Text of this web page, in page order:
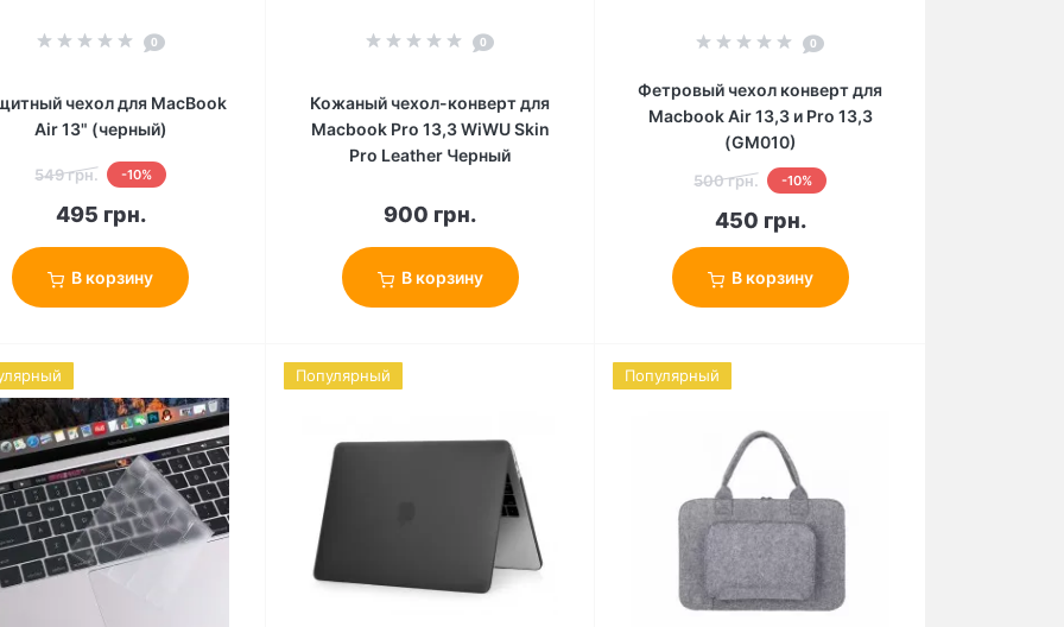
0
чехол для MacBook
Air 13" (черный)
549 грн. -10%
495 грн.
В корзину
0
Кожаный чехол-конверт для
Macbook Pro 13,3 WiWU Skin
Pro Leather Черный
900 грн.
В корзину
0
Фетровый чехол конверт для
Macbook Air 13,3 и Pro 13,3
(GM010)
500 грн. -10%
450 грн.
В корзину
Популярный Популярный